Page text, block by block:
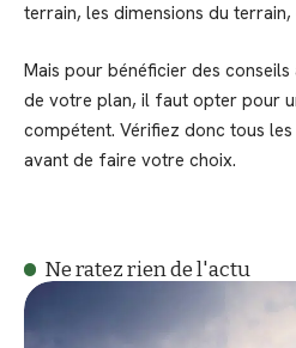
terrain, les dimensions du terrain,
Mais pour bénéficier des
de votre plan, il faut opter pour
compétent. Vérifiez donc tous
avant de faire votre choix.
Ne ratez rien de l'actu